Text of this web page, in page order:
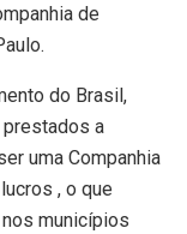
de
do Brasil,
a
uma Companhia
, o que
municípios